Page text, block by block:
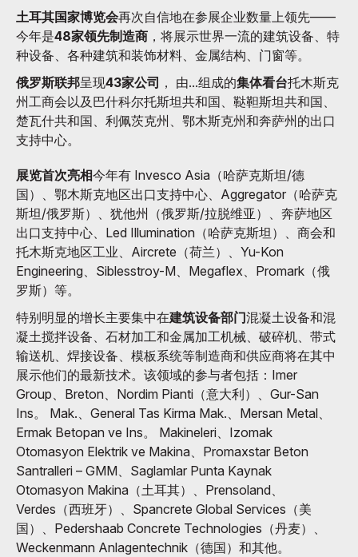
土耳其国家博览会再次自信地在参展企业数量上领先——
今年是48家领先制造商 ，将展示世界一流的建筑设备、特
种设备、各种建筑和装饰材料、金属结构、门窗等。
俄罗斯联邦呈现43家公司 ， 由...组成的集体看台托木斯克
州工商会以及巴什科尔托斯坦共和国、鞑靼斯坦共和国、
楚瓦什共和国、利佩茨克州、鄂木斯克州和奔萨州的出口
支持中心。
展览首次亮相今年有 Invesco Asia（哈萨克斯坦/德
国）、鄂木斯克地区出口支持中心、Aggregator（哈萨克
斯坦/俄罗斯）、犹他州（俄罗斯/拉脱维亚）、奔萨地区
出口支持中心、Led Illumination（哈萨克斯坦）、商会和
托木斯克地区工业、Aircrete（荷兰）、Yu-Kon
Engineering、Siblesstroy-M、Megaflex、Promark（俄
罗斯）等。
特别明显的增长主要集中在建筑设备部门混凝土设备和混
凝土搅拌设备、石材加工和金属加工机械、破碎机、带式
输送机、焊接设备、模板系统等制造商和供应商将在其中
展示他们的最新技术。该领域的参与者包括：Imer
Group、Breton、Nordim Pianti（意大利）、Gur-San
Ins。 Mak.、General Tas Kirma Mak.、Mersan Metal、
Ermak Betopan ve Ins。 Makineleri、Izomak
Otomasyon Elektrik ve Makina、Promaxstar Beton
Santralleri – GMM、Saglamlar Punta Kaynak
Otomasyon Makina（土耳其）、Prensoland、
Verdes（西班牙）、Spancrete Global Services（美
国）、Pedershaab Concrete Technologies（丹麦）、
Weckenmann Anlagentechnik（德国）和其他。